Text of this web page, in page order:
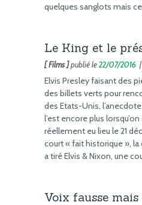
quelques sanglots mais
Le King et le
[ Films ]publié le22/07/2016 |
Elvis Presley faisant des
des billets verts pour
des Etats-Unis,
l’est encore plus
réellement eu lieu le 21
court « fait historique », la
a tiré Elvis & Nixon, une
Voix fausse